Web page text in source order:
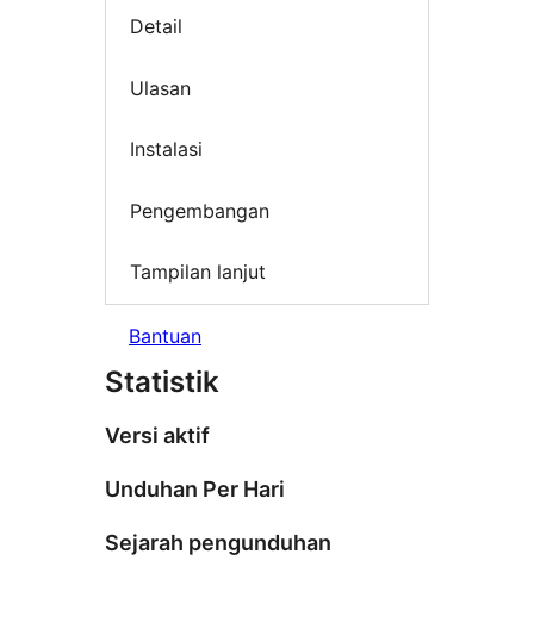
Detail
Ulasan
Instalasi
Pengembangan
Tampilan lanjut
Bantuan
Statistik
Versi aktif
Unduhan Per Hari
Sejarah pengunduhan